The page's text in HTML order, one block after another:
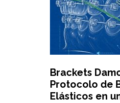
Brackets
Protocolo de
Elásticos en